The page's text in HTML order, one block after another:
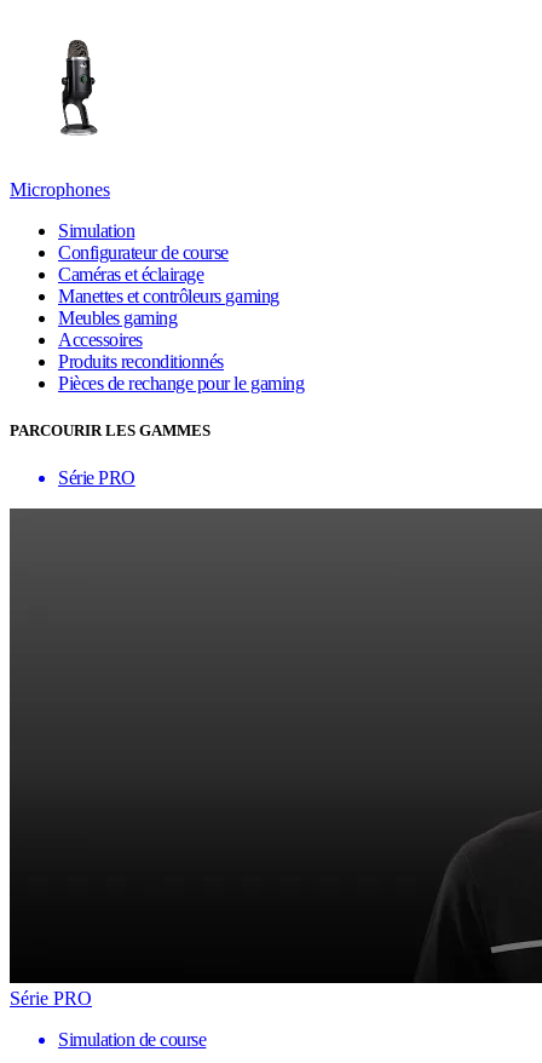
Microphones
Simulation
Configurateur de course
Caméras et éclairage
Manettes et contrôleurs gaming
Meubles gaming
Accessoires
Produits reconditionnés
Pièces de rechange pour le gaming
PARCOURIR LES GAMMES
Série PRO
Série PRO
Simulation de course